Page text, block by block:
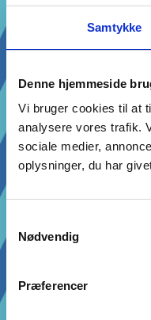
Samtykke
Denne hjemmeside
Vi bruger cookies til at
analysere vores trafik.
sociale medier,
oplysninger, du har
Nødvendig
Præferencer
Weekender: 10.00 –
Slagelse